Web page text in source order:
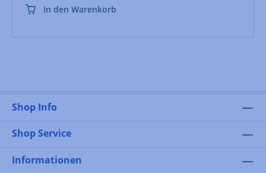
In den Warenkorb
Shop Info
Shop Service
Informationen